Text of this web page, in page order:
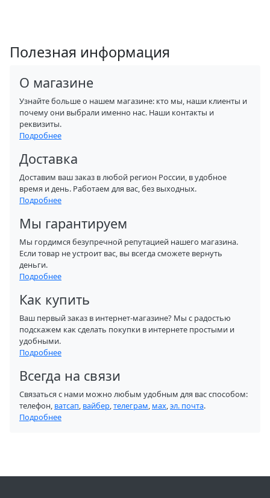
Полезная информация
О магазине
Узнайте больше о нашем магазине: кто мы, наши клиенты и
почему они выбрали именно нас. Наши контакты и
реквизиты.
Подробнее
Доставка
Доставим ваш заказ в любой регион России, в удобное
время и день. Работаем для вас, без выходных.
Подробнее
Мы гарантируем
Мы гордимся безупречной репутацией нашего магазина.
Если товар не устроит вас, вы всегда сможете вернуть
деньги.
Подробнее
Как купить
Ваш первый заказ в интернет-магазине? Мы с радостью
подскажем как сделать покупки в интернете простыми и
удобными.
Подробнее
Всегда на связи
Связаться с нами можно любым удобным для вас способом:
телефон, ватсап, вайбер,телеграм, мах,эл. почта.
Подробнее